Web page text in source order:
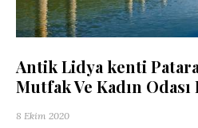
Antik Lidya kenti
Mutfak Ve Kadın
8 Ekim 2020